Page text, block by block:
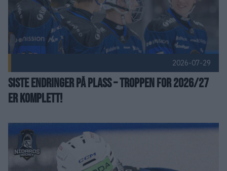
2026-07-29
Siste endringer på plass – troppen for 2026/27
er komplett!
Ole Christian legger skøytene på hylla Publisert 2026-07-26